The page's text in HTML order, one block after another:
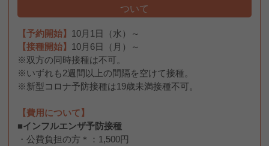
ついて
【予約開始】 10月1日（水）～
【接種開始】 10月6日（月）～
※双方の同時接種は不可。
※いずれも2週間以上の間隔を空けて接種。
※新型コロナ予防接種は19歳未満接種不可。
【費用について】
■インフルエンザ予防接種
・公費負担の方＊：1,500円